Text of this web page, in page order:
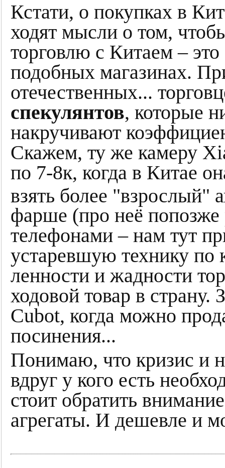
Кстати, о покупках в
ходят мысли о том,
торговлю с Китаем –
подобных магазинах.
отечественных...
спекулянтов, которые
накручивают
Скажем, ту же камеру
по 7-8к, когда в Китае
взять более "взрослый"
фарше (про неё
телефонами – нам тут
устаревшую технику по
ленности и жадности
ходовой товар в страну.
Cubot, когда можно
посинения...
Понимаю, что кризис и
вдруг у кого есть
стоит обратить
агрегаты. И дешевле и